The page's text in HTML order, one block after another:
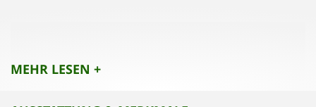
Filterkaffeemaschine, Kochutensilien sowie Gläser
MEHR LESEN +